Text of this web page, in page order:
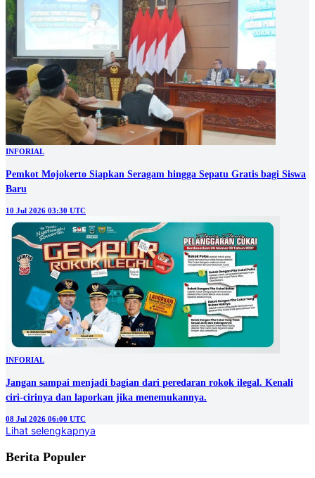
INFORIAL
Pemkot Mojokerto Siapkan Seragam hingga Sepatu Gratis bagi Siswa
Baru
10 Jul 2026 03:30 UTC
INFORIAL
Jangan sampai menjadi bagian dari peredaran rokok ilegal. Kenali
ciri-cirinya dan laporkan jika menemukannya.
08 Jul 2026 06:00 UTC
Lihat selengkapnya
Berita Populer